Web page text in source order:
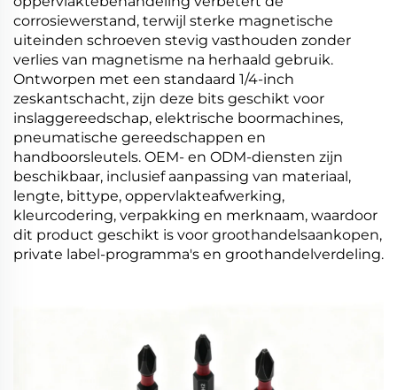
corrosiewerstand, terwijl sterke magnetische
uiteinden schroeven stevig vasthouden zonder
verlies van magnetisme na herhaald gebruik.
Ontworpen met een standaard 1/4-inch
zeskantschacht, zijn deze bits geschikt voor
inslaggereedschap, elektrische boormachines,
pneumatische gereedschappen en
handboorsleutels. OEM- en ODM-diensten zijn
beschikbaar, inclusief aanpassing van materiaal,
lengte, bittype, oppervlakteafwerking,
kleurcodering, verpakking en merknaam, waardoor
dit product geschikt is voor groothandelsaankopen,
private label-programma's en groothandelverdeling.